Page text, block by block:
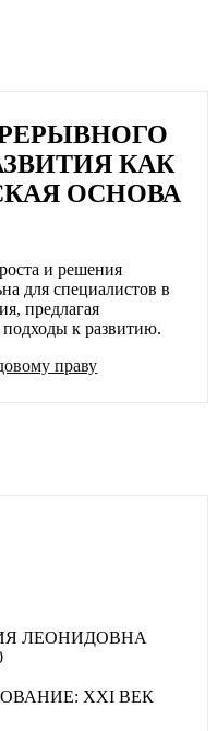
КАК
ОСНОВА
и решения
для специалистов в
предлагая
к развитию.
праву
ЛЕОНИДОВНА
XXI ВЕК